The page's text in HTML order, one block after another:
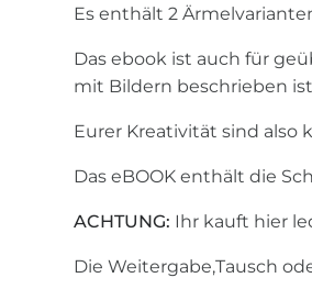
Es enthält 2
Das ebook ist auch für
mit Bildern beschrieben
Eurer Kreativität sind also
Das eBOOK enthält die
ACHTUNG: Ihr kauft hier
Die Weitergabe,Tausch